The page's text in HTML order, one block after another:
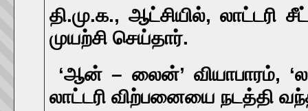
தி.மு.க., ஆட்சியில்,
முயற்சி செய்தார்.
‘ஆன் – லைன்’ வியாபாரம்,
லாட்டரி விற்பனையை நடத்தி